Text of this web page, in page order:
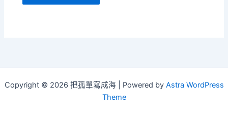
Copyright © 2026 把孤單寫成海 | Powered by Astra WordPress
Theme